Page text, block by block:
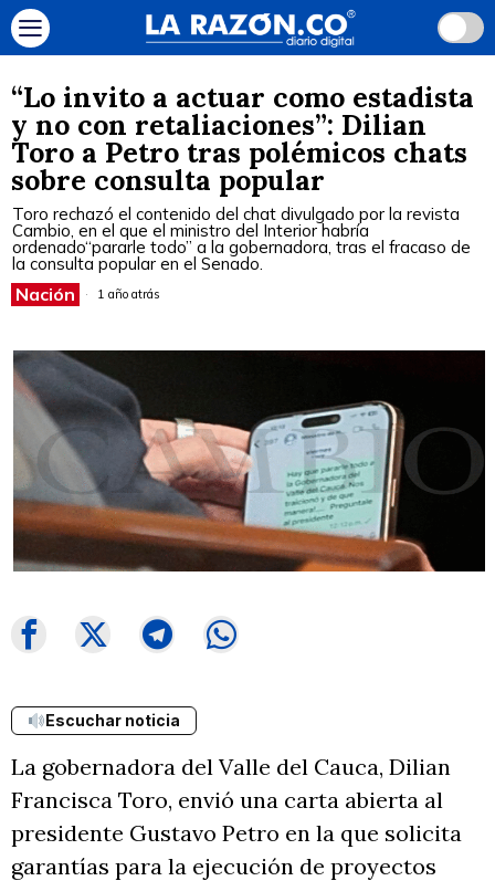
“Lo invito a actuar como estadista
y no con retaliaciones”: Dilian
Toro a Petro tras polémicos chats
sobre consulta popular
Toro rechazó el contenido del chat divulgado por la revista
Cambio, en el que el ministro del Interior habría
ordenado“pararle todo” a la gobernadora, tras el fracaso de
la consulta popular en el Senado.
Nación 1 año atrás
Escuchar noticia
La gobernadora del Valle del Cauca, Dilian
Francisca Toro, envió una carta abierta al
presidente Gustavo Petro en la que solicita
garantías para la ejecución de proyectos